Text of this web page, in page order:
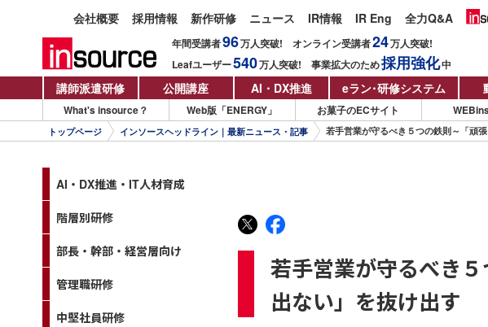
会社概要 採用情報 新作研修 ニュース IR情報 IR Eng 全力Q&A
年間受講者96万人突破! オンライン受講者24万人突破!
Leafユーザー540万人突破! 事業拡大のため採用強化中
講師派遣研修
公開講座 AI・DX推進 eラン・研修システム
What's insource？ Web版「ENERGY」 お菓子のECサイト
トップページ インソースヘッドライン｜最新ニュース・記事 若手営業が守るべき５つの鉄則～「頑
若手営業が守るべき
出ない」を抜け出す
AI・DX推進・IT人材育成
階層別研修
部長・幹部・経営層向け
管理職研修
中堅社員研修